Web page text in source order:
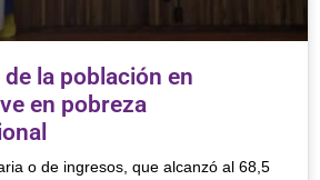
de la población en
en pobreza
o de ingresos, que alcanzó al 68,5